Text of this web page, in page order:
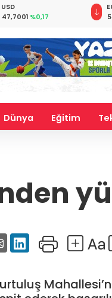
USD
47,7001 %0,17
Dünya Eğitim